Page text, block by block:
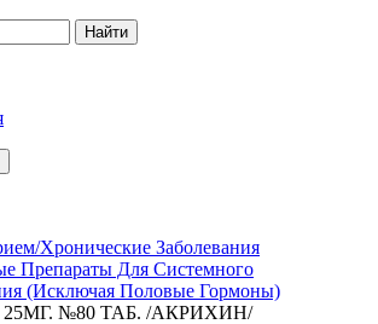
Найти
Хронические Заболевания
Препараты Для Системного
(Исключая Половые Гормоны)
№80 ТАБ. /АКРИХИН/